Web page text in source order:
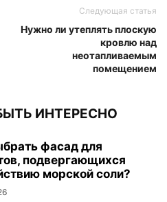
Следующая статья
Нужно ли утеплять плоскую
кровлю над
неотапливаемым
помещением
ИНТЕРЕСНО
фасад для
подвергающихся
морской соли?